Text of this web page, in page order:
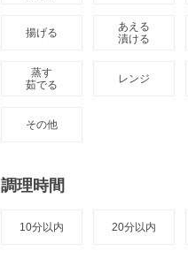
揚げる
あえる
漬ける
蒸す
茹でる
レンジ
その他
調理時間
10分以内 20分以内